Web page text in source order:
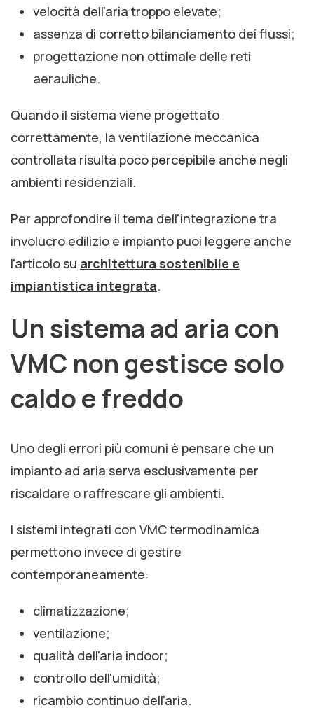
velocità dell'aria troppo elevate;
assenza di corretto bilanciamento dei flussi;
progettazione non ottimale delle reti
aerauliche.
Quando il sistema viene progettato
correttamente, la ventilazione meccanica
controllata risulta poco percepibile anche negli
ambienti residenziali.
Per approfondire il tema dell'integrazione tra
involucro edilizio e impianto puoi leggere anche
l'articolo su architettura sostenibile e
impiantistica integrata.
Un sistema ad aria con
VMC non gestisce solo
caldo e freddo
Uno degli errori più comuni è pensare che un
impianto ad aria serva esclusivamente per
riscaldare o raffrescare gli ambienti.
I sistemi integrati con VMC termodinamica
permettono invece di gestire
contemporaneamente:
climatizzazione;
ventilazione;
qualità dell'aria indoor;
controllo dell'umidità;
ricambio continuo dell'aria.